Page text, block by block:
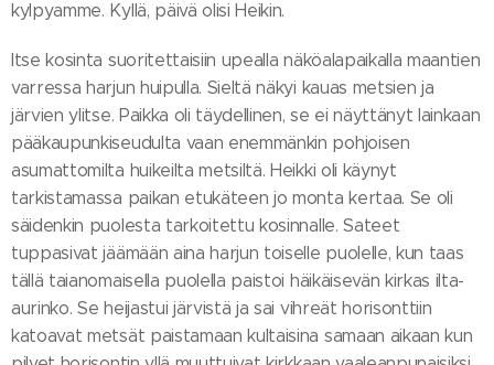
kylpyamme. Kyllä, päivä olisi Heikin.
Itse kosinta suoritettaisiin upealla näköalapaikalla maantien
varressa harjun huipulla. Sieltä näkyi kauas metsien ja
järvien ylitse. Paikka oli täydellinen, se ei näyttänyt lainkaan
pääkaupunkiseudulta vaan enemmänkin pohjoisen
asumattomilta huikeilta metsiltä. Heikki oli käynyt
tarkistamassa paikan etukäteen jo monta kertaa. Se oli
säidenkin puolesta tarkoitettu kosinnalle. Sateet
tuppasivat jäämään aina harjun toiselle puolelle, kun taas
tällä taianomaisella puolella paistoi häikäisevän kirkas ilta-
aurinko. Se heijastui järvistä ja sai vihreät horisonttiin
katoavat metsät paistamaan kultaisina samaan aikaan kun